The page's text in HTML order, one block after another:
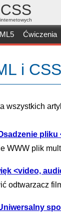
Ćwiczenia
i CSS
wszystkich
pliku
WWW plik
<video,
odtwarzacz